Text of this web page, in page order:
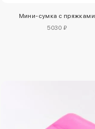
Мини-сумка с пряжками
5030 ₽